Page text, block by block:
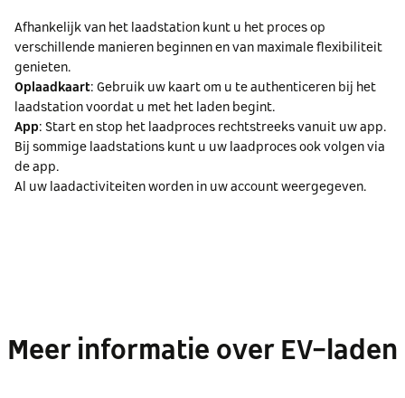
Afhankelijk van het laadstation kunt u het proces op
verschillende manieren beginnen en van maximale flexibiliteit
genieten.
Oplaadkaart: Gebruik uw kaart om u te authenticeren bij het
laadstation voordat u met het laden begint.
App: Start en stop het laadproces rechtstreeks vanuit uw app.
Bij sommige laadstations kunt u uw laadproces ook volgen via
de app.
Al uw laadactiviteiten worden in uw account weergegeven.
Meer informatie over EV-laden